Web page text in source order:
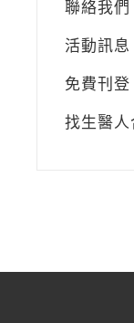
聯絡我們
活動訊息
免費刊登
找生醫人